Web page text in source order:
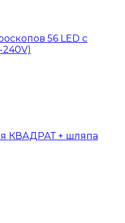
56 LED с